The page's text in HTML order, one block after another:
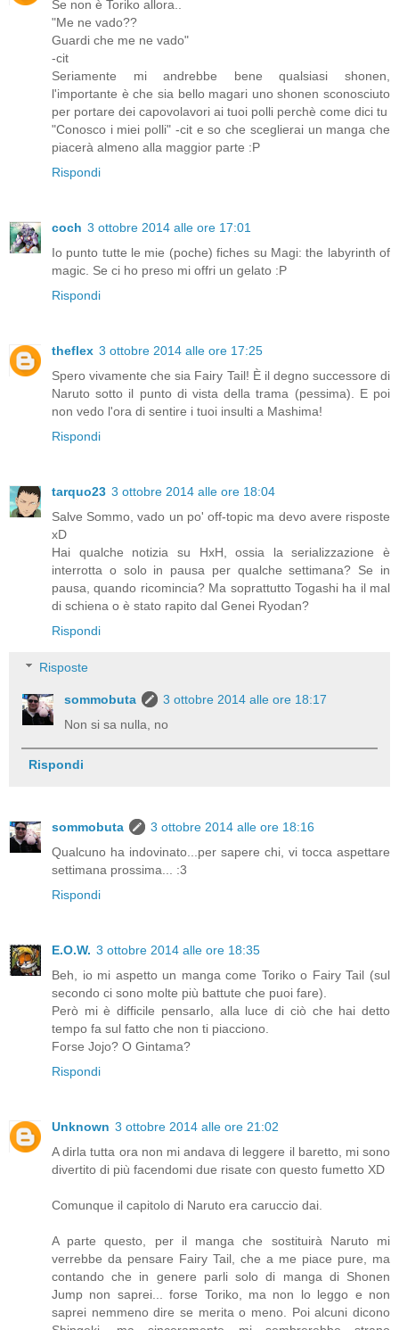
Se non è Toriko allora..
"Me ne vado??
Guardi che me ne vado"
-cit
Seriamente mi andrebbe bene qualsiasi shonen,
l'importante è che sia bello magari uno shonen sconosciuto
per portare dei capovolavori ai tuoi polli perchè come dici tu
"Conosco i miei polli" -cit e so che sceglierai un manga che
piacerà almeno alla maggior parte :P
Rispondi
coch 3 ottobre 2014 alle ore 17:01
Io punto tutte le mie (poche) fiches su Magi: the labyrinth of
magic. Se ci ho preso mi offri un gelato :P
Rispondi
theflex 3 ottobre 2014 alle ore 17:25
Spero vivamente che sia Fairy Tail! È il degno successore di
Naruto sotto il punto di vista della trama (pessima). E poi
non vedo l'ora di sentire i tuoi insulti a Mashima!
Rispondi
tarquo23 3 ottobre 2014 alle ore 18:04
Salve Sommo, vado un po' off-topic ma devo avere risposte
xD
Hai qualche notizia su HxH, ossia la serializzazione è
interrotta o solo in pausa per qualche settimana? Se in
pausa, quando ricomincia? Ma soprattutto Togashi ha il mal
di schiena o è stato rapito dal Genei Ryodan?
Rispondi
Risposte
sommobuta
3 ottobre 2014 alle ore 18:17
Non si sa nulla, no
Rispondi
sommobuta
3 ottobre 2014 alle ore 18:16
Qualcuno ha indovinato...per sapere chi, vi tocca aspettare
settimana prossima... :3
Rispondi
E.O.W. 3 ottobre 2014 alle ore 18:35
Beh, io mi aspetto un manga come Toriko o Fairy Tail (sul
secondo ci sono molte più battute che puoi fare).
Però mi è difficile pensarlo, alla luce di ciò che hai detto
tempo fa sul fatto che non ti piacciono.
Forse Jojo? O Gintama?
Rispondi
Unknown 3 ottobre 2014 alle ore 21:02
A dirla tutta ora non mi andava di leggere il baretto, mi sono
divertito di più facendomi due risate con questo fumetto XD
Comunque il capitolo di Naruto era caruccio dai.
A parte questo, per il manga che sostituirà Naruto mi
verrebbe da pensare Fairy Tail, che a me piace pure, ma
contando che in genere parli solo di manga di Shonen
Jump non saprei... forse Toriko, ma non lo leggo e non
saprei nemmeno dire se merita o meno. Poi alcuni dicono